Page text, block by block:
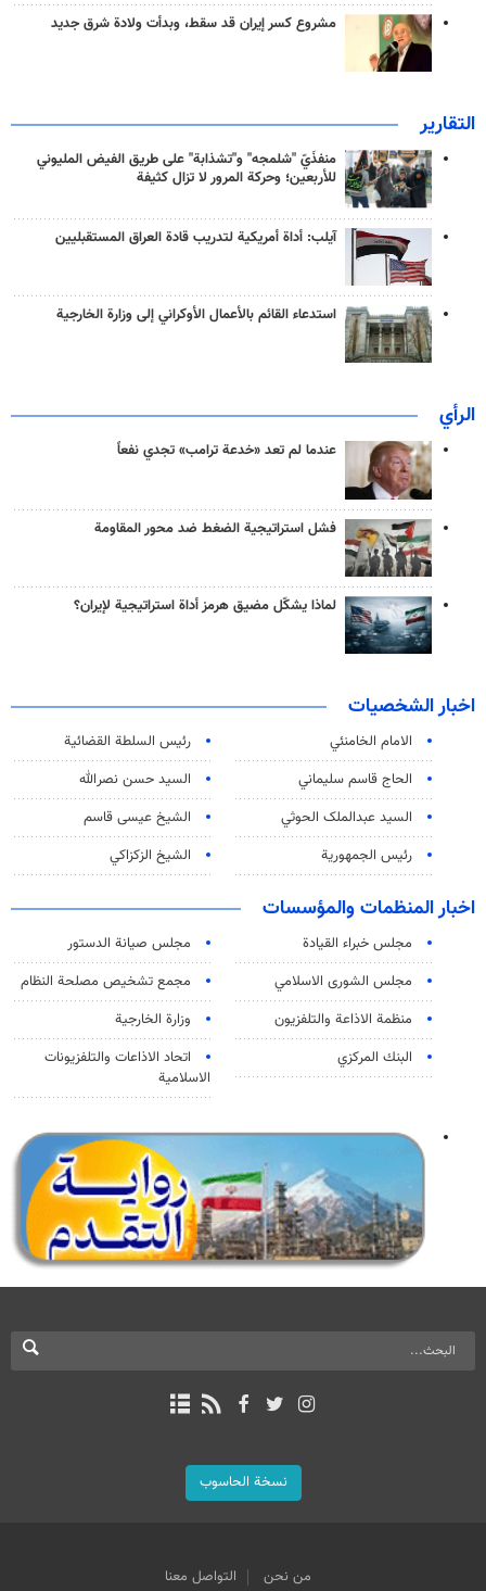
مشروع كسر إيران قد سقط، وبدأت ولادة شرق جديد
التقارير
منفذَيّ "شلمجه" و"تشذابة" على طريق الفيض المليوني
للأربعين؛ وحركة المرور لا تزال كثيفة
آيلب: أداة أمريكية لتدريب قادة العراق المستقبليين
استدعاء القائم بالأعمال الأوكراني إلى وزارة الخارجية
الرأي
عندما لم تعد «خدعة ترامب» تجدي نفعاً
فشل استراتيجية الضغط ضد محور المقاومة
لماذا يشكّل مضيق هرمز أداة استراتيجية لإيران؟
اخبار الشخصيات
الامام الخامنئي
رئیس السلطة القضائیة
الحاج قاسم سليماني
السيد حسن نصرالله
السید عبدالملک الحوثي
الشيخ عيسى قاسم
رئيس الجمهورية
الشيخ الزكزاكي
اخبار المنظمات والمؤسسات
مجلس خبراء القيادة
مجلس صيانة الدستور
مجلس الشورى الاسلامي
مجمع تشخيص مصلحة النظام
منظمة الاذاعة والتلفزیون
وزارة الخارجية
البنك المركزي
اتحاد الاذاعات والتلفزيونات
الاسلامية
نسخة الحاسوب
من نحن التواصل معنا